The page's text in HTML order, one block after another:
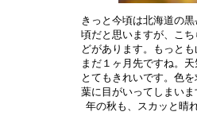
きっと今頃は北海道の
頃だと思いますが、こ
どがあります。もっと
まだ１ヶ月先ですね。
とてもきれいです。色
葉に目がいってしまい